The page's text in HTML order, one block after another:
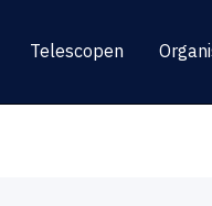
Telescopen